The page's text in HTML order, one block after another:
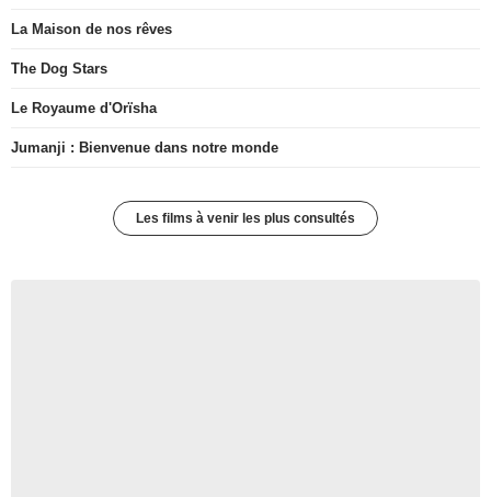
La Maison de nos rêves
The Dog Stars
Le Royaume d'Orïsha
Jumanji : Bienvenue dans notre monde
Les films à venir les plus consultés